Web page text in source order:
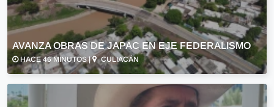
AVANZA OBRAS DE JAPAC EN EJE FEDERALISMO
HACE 46 MINUTOS | CULIACÁN